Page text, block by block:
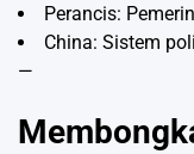
Perancis:
China: Sistem
—